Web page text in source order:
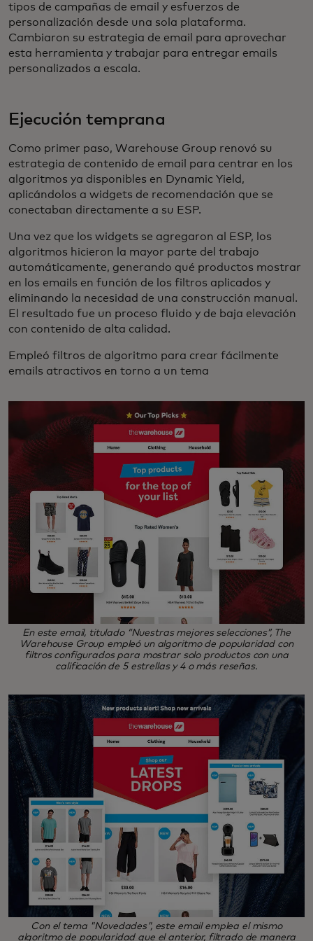
tipos de campañas de email y esfuerzos de
personalización desde una sola plataforma.
Cambiaron su estrategia de email para aprovechar
esta herramienta y trabajar para entregar emails
personalizados a escala.
Ejecución temprana
Como primer paso, Warehouse Group renovó su
estrategia de contenido de email para centrar en los
algoritmos ya disponibles en Dynamic Yield,
aplicándolos a widgets de recomendación que se
conectaban directamente a su ESP.
Una vez que los widgets se agregaron al ESP, los
algoritmos hicieron la mayor parte del trabajo
automáticamente, generando qué productos mostrar
en los emails en función de los filtros aplicados y
eliminando la necesidad de una construcción manual.
El resultado fue un proceso fluido y de baja elevación
con contenido de alta calidad.
Empleó filtros de algoritmo para crear fácilmente
emails atractivos en torno a un tema
En este email, titulado “Nuestras mejores selecciones”, The
Warehouse Group empleó un algoritmo de popularidad con
filtros configurados para mostrar solo productos con una
calificación de 5 estrellas y 4 o más reseñas.
Con el tema "Novedades", este email emplea el mismo
algoritmo de popularidad que el anterior, filtrado de manera